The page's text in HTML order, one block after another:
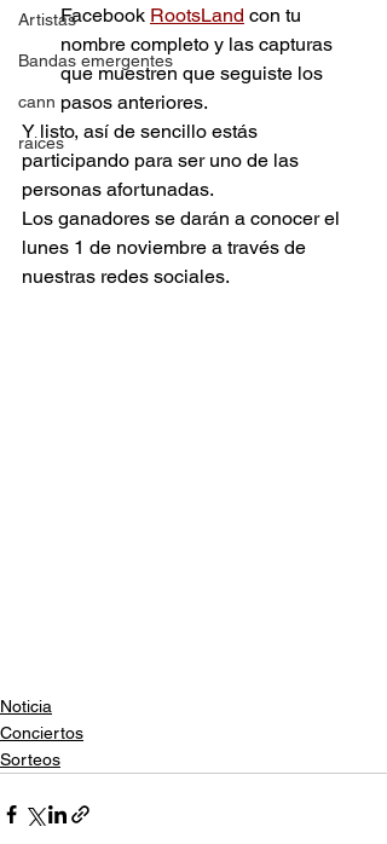
Artistas
Bandas emergentes
cann
raices
Facebook RootsLand con tu
nombre completo y las capturas
que muestren que seguiste los
pasos anteriores.
Y listo, así de sencillo estás
participando para ser uno de las
personas afortunadas.
Los ganadores se darán a conocer el
lunes 1 de noviembre a través de
nuestras redes sociales.
Noticia
Conciertos
Sorteos